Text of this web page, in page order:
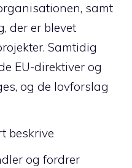
samt
der er blevet
Samtidig
EU-direktiver og
og de lovforslag
beskrive
og fordrer